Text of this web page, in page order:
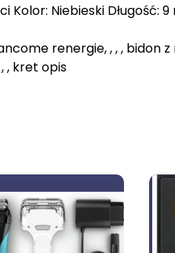
Kolor: Niebieski Długość:
renergie, , , , bidon
, kret opis